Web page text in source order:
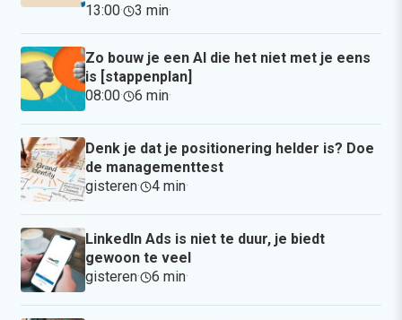
13:00· 3 min·
Zo bouw je een AI die het niet met je eens
is [stappenplan]
08:00· 6 min·
Denk je dat je positionering helder is? Doe
de managementtest
gisteren· 4 min·
LinkedIn Ads is niet te duur, je biedt
gewoon te veel
gisteren· 6 min·